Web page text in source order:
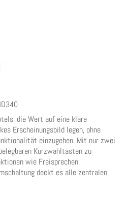
die Wert auf eine klare
Erscheinungsbild legen, ohne
einzugehen. Mit nur zwei
Kurzwahltasten zu
wie Freisprechen,
deckt es alle zentralen